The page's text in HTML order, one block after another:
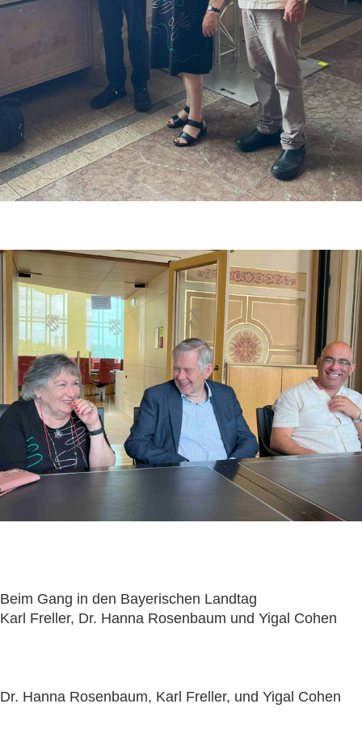
Beim Gang in den Bayerischen Landtag
Karl Freller, Dr. Hanna Rosenbaum und Yigal Cohen
Dr. Hanna Rosenbaum, Karl Freller, und Yigal Cohen